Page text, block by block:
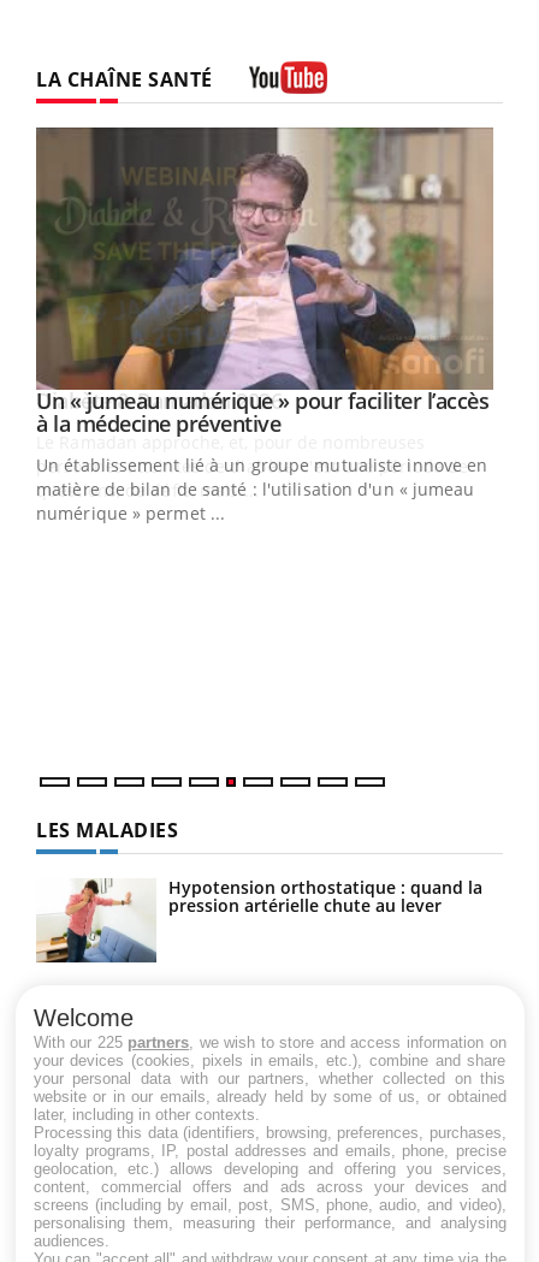
LA CHAÎNE SANTÉ
Youtube
Un « jumeau numérique » pour faciliter l’accès
à la médecine préventiveYoutube
Un établissement lié à un groupe mutualiste innove en
matière de bilan de santé : l'utilisation d'un « jumeau
numérique » permet ...
LES MALADIES
Hypotension orthostatique : quand la
pression artérielle chute au lever
Maladie de Charcot (Sclérose latérale
amyotrophique)
Welcome
With our 225 partners , we wish to store and access information on
your devices (cookies, pixels in emails, etc.), combine and share
your personal data with our partners, whether collected on this
website or in our emails, already held by some of us, or obtained
later, including in other contexts.
Processing this data (identifiers, browsing, preferences, purchases,
loyalty programs, IP, postal addresses and emails, phone, precise
geolocation, etc.) allows developing and offering you services,
content, commercial offers and ads across your devices and
screens (including by email, post, SMS, phone, audio, and video),
personalising them, measuring their performance, and analysing
audiences.
You can "accept all" and withdraw your consent at any time via the